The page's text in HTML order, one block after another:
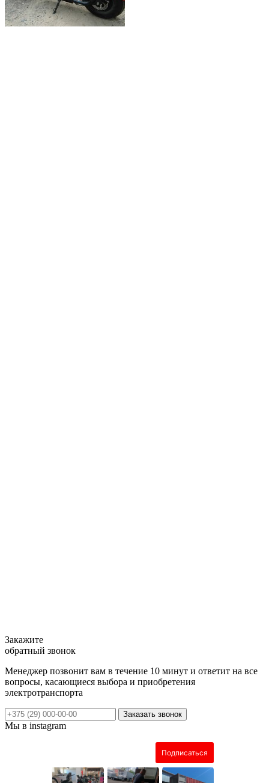
Закажите
обратный звонок
Менеджер позвонит вам в течение 10 минут и ответит на все
вопросы, касающиеся выбора и приобретения
электротранспорта
Заказать звонок
Мы в instagram